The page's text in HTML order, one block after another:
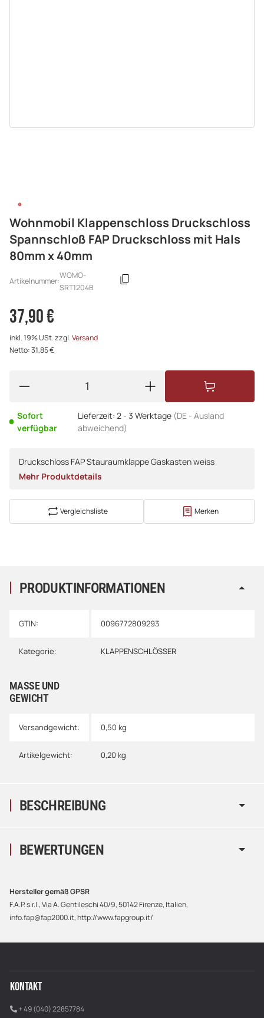
Wohnmobil Klappenschloss Druckschloss
Spannschloß FAP Druckschloss mit Hals
80mm x 40mm
Artikelnummer:
WOMO-
SRT1204B
37,90 €
inkl. 19% USt. zzgl.Versand
Netto: 31,85 €
Sofort
verfügbar
Lieferzeit: 2 - 3 Werktage (DE - Ausland
abweichend)
Druckschloss FAP Stauraumklappe Gaskasten weiss
Mehr Produktdetails
Vergleichsliste Merken
PRODUKTINFORMATIONEN
GTIN: 0096772809293
Kategorie: KLAPPENSCHLÖSSER
MASSE UND G
EWICHT
Versandgewicht: 0,50 kg
Artikelgewicht: 0,20 kg
BESCHREIBUNG
BEWERTUNGEN
Hersteller gemäß GPSR
F.A.P. s.r.l., Via A. Gentileschi 40/9, 50142 Firenze, Italien,
info.fap@fap2000.it, http://www.fapgroup.it/
KONTAKT
+ 49 (040) 22857784